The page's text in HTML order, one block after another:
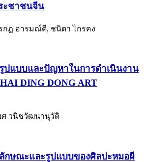
ะชาชนจีน
กฎ อารมณ์ดี, ชนิตา ไกรคง
ปแบบและปัญหาในการดำเนินงาน
DING DONG ART
ศ วนิชวัฒนานุวัติ
กษณะและรูปแบบของศิลปะหมอผี